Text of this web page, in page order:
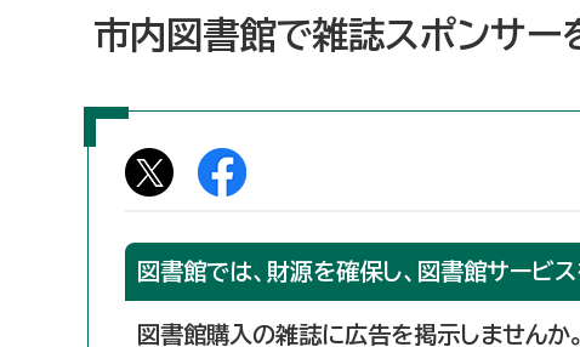
市内図書館で雑誌スポンサー
図書館では、財源を確保し、図書館サービ
図書館購入の雑誌に広告を掲示しませんか。